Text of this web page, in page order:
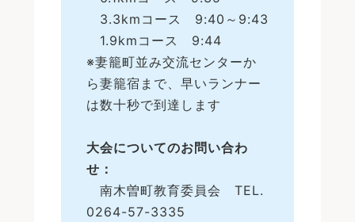
3.3kmコース 9:40～9:43
1.9kmコース 9:44
※妻籠町並み交流センターか
ら妻籠宿まで、早いランナー
は数十秒で到達します
大会についてのお問い合わ
せ：
南木曽町教育委員会 TEL.
0264-57-3335